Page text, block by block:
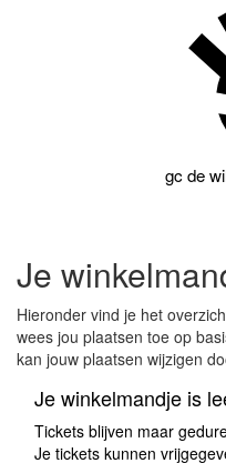
gcde
Je
Hieronder vind je het
wees jou plaatsen toe op
kan jouw plaatsen wijzigen
Je winkelmandje is
Tickets blijven maar
Je tickets kunnen